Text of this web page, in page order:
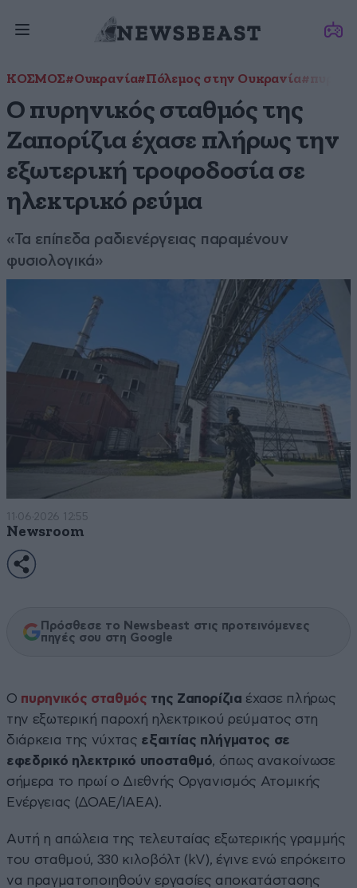
ΚΟΣΜΟΣ#Ουκρανία#Πόλεμος στην Ουκρανία
Ο πυρηνικός σταθμός της
Ζαπορίζια έχασε πλήρως την
εξωτερική τροφοδοσία σε
ηλεκτρικό ρεύμα
«Τα επίπεδα ραδιενέργειας παραμένουν
φυσιολογικά»
11·06·2026 12:55
Newsroom
Πρόσθεσε το Newsbeast στις προτεινόμενες
πηγές σου στη Google
Ο πυρηνικός σταθμός της Ζαπορίζια έχασε πλήρως
την εξωτερική παροχή ηλεκτρικού ρεύματος στη
διάρκεια της νύχτας εξαιτίας πλήγματος σε
εφεδρικό ηλεκτρικό υποσταθμό, όπως ανακοίνωσε
σήμερα το πρωί ο Διεθνής Οργανισμός Ατομικής
Ενέργειας (ΔΟΑΕ/ΙΑΕΑ).
Αυτή η απώλεια της τελευταίας εξωτερικής γραμμής
του σταθμού, 330 κιλοβόλτ (kV), έγινε ενώ επρόκειτο
να πραγματοποιηθούν εργασίες αποκατάστασης